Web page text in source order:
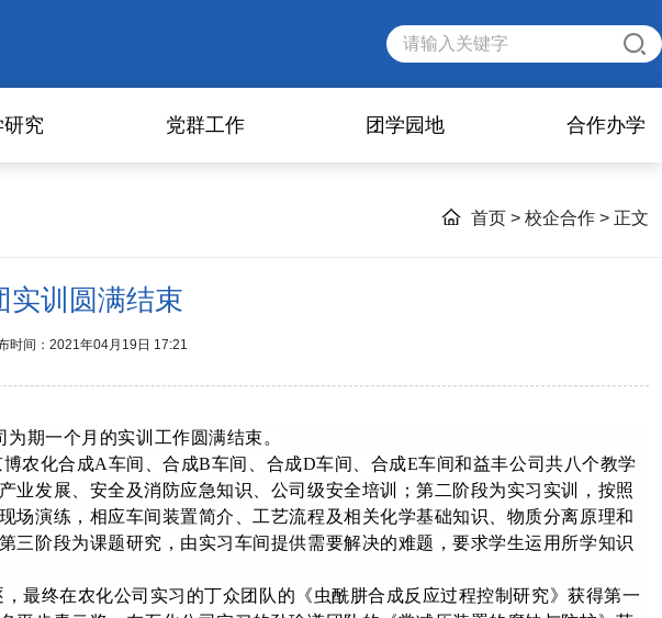
究 党群工作 团学园地 合作办学
首页 > 校企合作 > 正文
实训圆满结束
时间：2021年04月19日 17:21
期一个月的实训工作圆满结束。
农化合成A车间、合成B车间、合成D车间、合成E车间和益丰公司共八个教学
发展、安全及消防应急知识、公司级安全培训；第二阶段为实习实训，按照
演练，相应车间装置简介、工艺流程及相关化学基础知识、物质分离原理和
阶段为课题研究，由实习车间提供需要解决的难题，要求学生运用所学知识
最终在农化公司实习的丁众团队的《虫酰肼合成反应过程控制研究》获得第一